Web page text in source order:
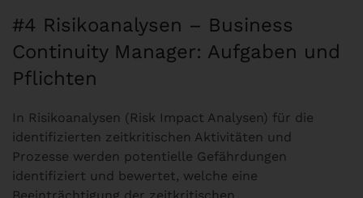
#4 Risikoanalysen – Business
Continuity Manager: Aufgaben und
Pflichten
In Risikoanalysen (Risk Impact Analysen) für die
identifizierten zeitkritischen Aktivitäten und
Prozesse werden potentielle Gefährdungen
identifiziert und bewertet, welche eine